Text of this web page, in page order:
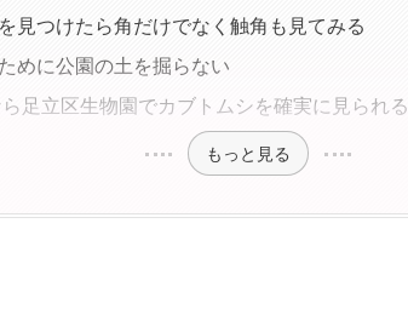
見つけたら角だけでなく触角も見てみる
めに公園の土を掘らない
足立区生物園でカブトムシを確実に見られる
もっと見る